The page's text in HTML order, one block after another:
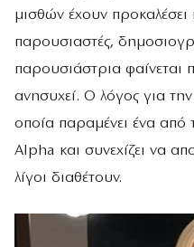
μισθών έχουν
παρουσιαστές,
παρουσιάστρια φαίνεται
ανησυχεί. Ο λόγος για
οποία παραμένει ένα από
Alpha και συνεχίζει να
λίγοι διαθέτουν.